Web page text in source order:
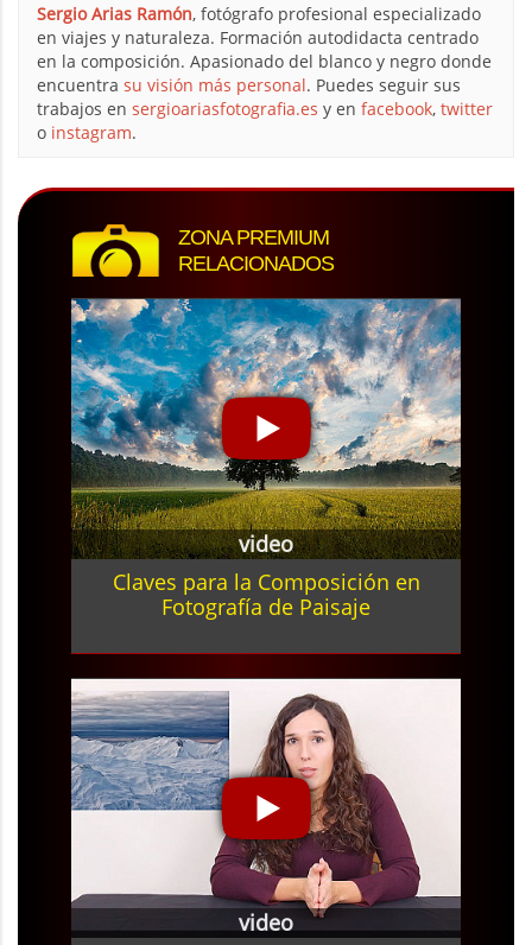
Sergio Arias Ramón, fotógrafo profesional especializado
en viajes y naturaleza. Formación autodidacta centrado
en la composición. Apasionado del blanco y negro donde
encuentra su visión más personal. Puedes seguir sus
trabajos en sergioariasfotografia.es y en facebook, twitter
o instagram.
ZONA PREMIUM
RELACIONADOS
video
Claves para la Composición en
Fotografía de Paisaje
video